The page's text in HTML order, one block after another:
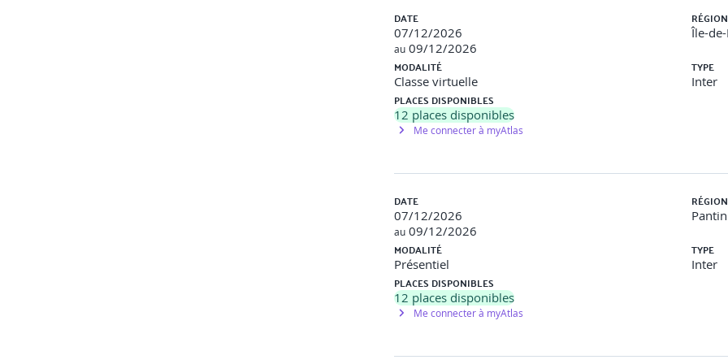
outils de Machine Learnig (Random Forest, Naive bayes)
Présentation d’exemples de solutions existantes (par exemple : classification d’images médicales,
Clustering : cas particulier d’apprentissage non supervisé. Présentation des différents algorithmes (k-
Enjeux et limite d’une prédiction d’information. Recherche de règles structurelles au sein de la donnée
Exemples : prévision des images suivant une séquence vidéo. Prédiction de pollution atmosphérique en
Qu’est-ce que transformer une donnée exactement ? Quelles barrières, quels enjeux.
Opération de réinterprétation d’une même donnée : dé-bruitage, génération de résumés textuels,
Opération de transformation sur un même format : traduction de texte d’une langue à une autre
DATE
07/12/2026
au 09/12/2026
Île-
MODALITÉ
Classe virtuelle
TYPE
Inter
PLACES DISPONIBLES
12 places disponibles
Me connecter à myAtlas
DATE
07/12/2026
au 09/12/2026
MODALITÉ
Présentiel
TYPE
Inter
PLACES DISPONIBLES
12 places disponibles
Me connecter à myAtlas